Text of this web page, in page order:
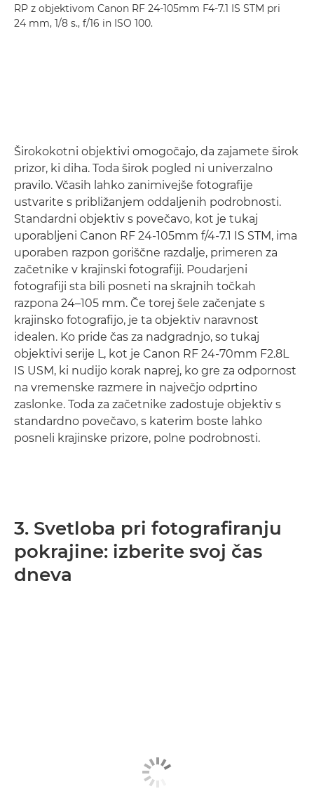
RP z objektivom Canon RF 24-105mm F4-7.1 IS STM pri
24 mm, 1/8 s., f/16 in ISO 100.
Širokokotni objektivi omogočajo, da zajamete širok
prizor, ki diha. Toda širok pogled ni univerzalno
pravilo. Včasih lahko zanimivejše fotografije
ustvarite s približanjem oddaljenih podrobnosti.
Standardni objektiv s povečavo, kot je tukaj
uporabljeni Canon RF 24-105mm f/4-7.1 IS STM, ima
uporaben razpon goriščne razdalje, primeren za
začetnike v krajinski fotografiji. Poudarjeni
fotografiji sta bili posneti na skrajnih točkah
razpona 24–105 mm. Če torej šele začenjate s
krajinsko fotografijo, je ta objektiv naravnost
idealen. Ko pride čas za nadgradnjo, so tukaj
objektivi serije L, kot je Canon RF 24-70mm F2.8L
IS USM, ki nudijo korak naprej, ko gre za odpornost
na vremenske razmere in največjo odprtino
zaslonke. Toda za začetnike zadostuje objektiv s
standardno povečavo, s katerim boste lahko
posneli krajinske prizore, polne podrobnosti.
3. Svetloba pri fotografiranju
pokrajine: izberite svoj čas
dneva